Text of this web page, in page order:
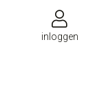
inloggen